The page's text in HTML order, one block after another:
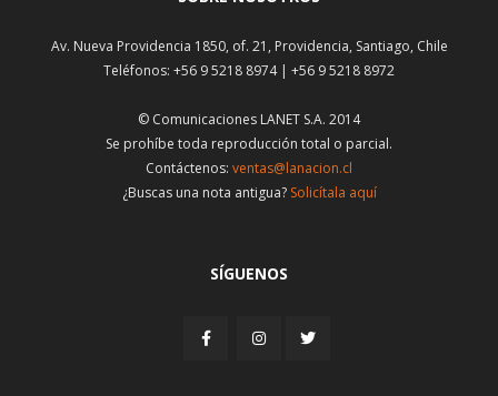
Av. Nueva Providencia 1850, of. 21, Providencia, Santiago, Chile
Teléfonos: +56 9 5218 8974 | +56 9 5218 8972
© Comunicaciones LANET S.A. 2014
Se prohíbe toda reproducción total o parcial.
Contáctenos: ventas@lanacion.cl
¿Buscas una nota antigua? Solicítala aquí
SÍGUENOS